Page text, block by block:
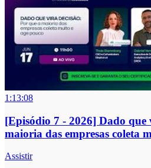
1:13:08
[Episódio 7 - 2026] Dado que
maioria das empresas coleta
Assistir